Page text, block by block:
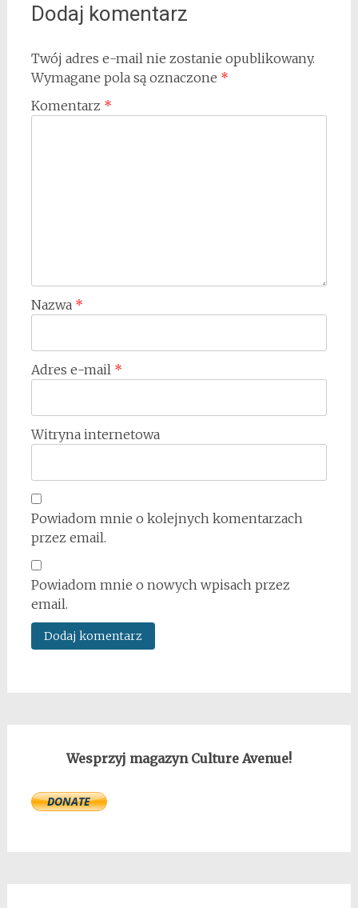
Dodaj komentarz
Twój adres e-mail nie zostanie opublikowany.
Wymagane pola są oznaczone *
Komentarz *
Nazwa *
Adres e-mail *
Witryna internetowa
Powiadom mnie o kolejnych komentarzach
przez email.
Powiadom mnie o nowych wpisach przez
email.
Wesprzyj magazyn Culture Avenue!